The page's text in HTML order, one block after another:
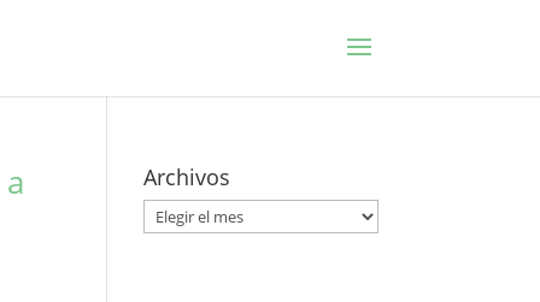
Archivos
Archivos